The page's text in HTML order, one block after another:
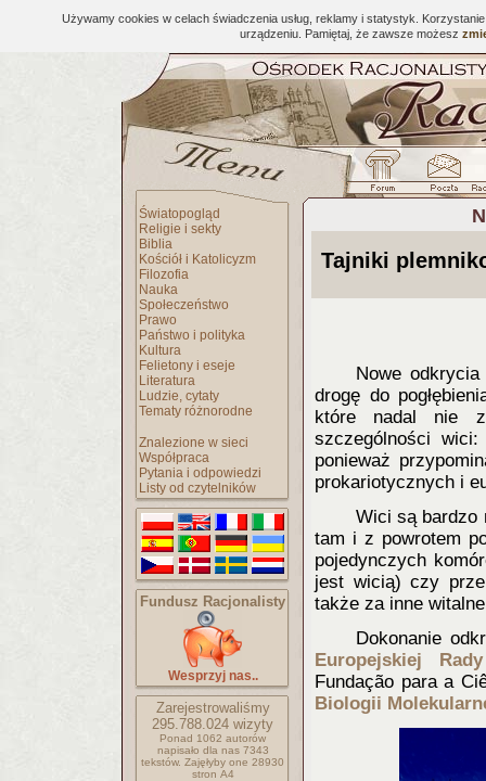
Używamy cookies w celach świadczenia usług, reklamy i statystyk.
urządzeniu. Pamiętaj, że zawsze możesz
Światopogląd
Religie i sekty
Biblia
Kościół i Katolicyzm
Filozofia
Nauka
Społeczeństwo
Prawo
Państwo i polityka
Kultura
Felietony i eseje
Literatura
Ludzie, cytaty
Tematy różnorodne
Znalezione w sieci
Współpraca
Pytania i odpowiedzi
Listy od czytelników
Fundusz Racjonalisty
Wesprzyj nas..
Zarejestrowaliśmy
295.788.024 wizyty
Ponad 1062 autorów
napisało dla nas 7343
tekstów. Zajęłyby one 28930
stron A4
Tajniki
Nowe
drogę do
które nadal nie
szczególności wici:
ponieważ
prokariotycznych i
Wici są bardzo
tam i z powrotem
pojedynczych
jest wicią) czy
także za inne
Dokonanie
Europejskiej
Fundação para a
Biologii